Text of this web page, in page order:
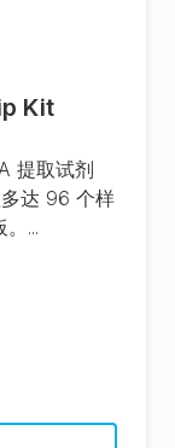
Kit
提取试剂
达 96 个样
...